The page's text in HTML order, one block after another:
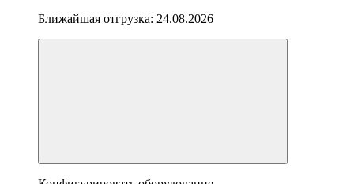
Ближайшая отгрузка: 24.08.2026